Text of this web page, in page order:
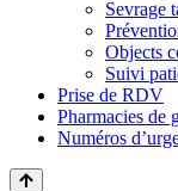
Sevrage
Objects
Suivi
Prise de RDV
Pharmacies de
Numéros